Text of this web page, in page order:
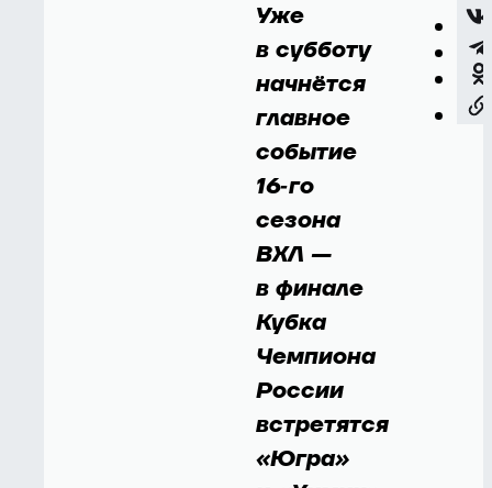
Уже
в субботу
начнётся
главное
событие
16‑го
сезона
ВХЛ —
в финале
Кубка
Чемпиона
России
встретятся
«Югра»